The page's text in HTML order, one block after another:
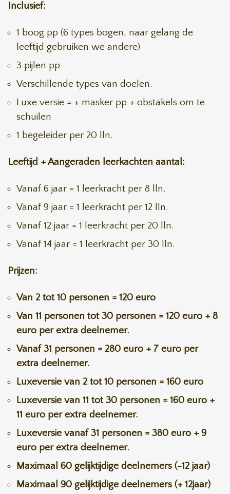
Inclusief:
1 boog pp (6 types bogen, naar gelang de
leeftijd gebruiken we andere)
3 pijlen pp
Verschillende types van doelen.
Luxe versie = + masker pp + obstakels om te
schuilen
1 begeleider per 20 lln.
Leeftijd + Aangeraden leerkachten aantal:
Vanaf 6 jaar = 1 leerkracht per 8 lln.
Vanaf 9 jaar = 1 leerkracht per 12 lln.
Vanaf 12 jaar = 1 leerkracht per 20 lln.
Vanaf 14 jaar = 1 leerkracht per 30 lln.
Prijzen:
Van 2 tot 10 personen = 120 euro
Van 11 personen tot 30 personen = 120 euro + 8
euro per extra deelnemer.
Vanaf 31 personen = 280 euro + 7 euro per
extra deelnemer.
Luxeversie van 2 tot 10 personen = 160 euro
Luxeversie van 11 tot 30 personen = 160 euro +
11 euro per extra deelnemer.
Luxeversie vanaf 31 personen = 380 euro + 9
euro per extra deelnemer.
Maximaal 60 gelijktijdige deelnemers (-12 jaar)
Maximaal 90 gelijktijdige deelnemers (+ 12jaar)